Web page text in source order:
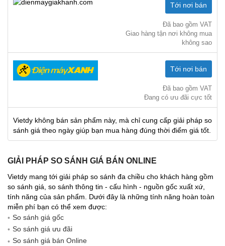
Tới nơi bán
Đã bao gồm VAT
Giao hàng tận nơi không mua
không sao
Tới nơi bán
Đã bao gồm VAT
Đang có ưu đãi cực tốt
Vietdy không bán sản phẩm này, mà chỉ cung cấp giải pháp so
sánh giá theo ngày giúp bạn mua hàng đúng thời điểm giá tốt.
GIẢI PHÁP SO SÁNH GIÁ BÁN ONLINE
Vietdy mang tới giải pháp so sánh đa chiều cho khách hàng gồm
so sánh giá, so sánh thông tin - cấu hình - nguồn gốc xuất xứ,
tính năng của sản phẩm. Dưới đây là những tính năng hoàn toàn
miễn phí bạn có thể xem được:
So sánh giá gốc
So sánh giá ưu đãi
So sánh giá bán Online